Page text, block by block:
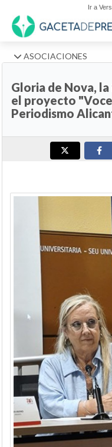
Ir a
ASOCIACIONES
Gloria de Nova,
el proyecto
Periodismo